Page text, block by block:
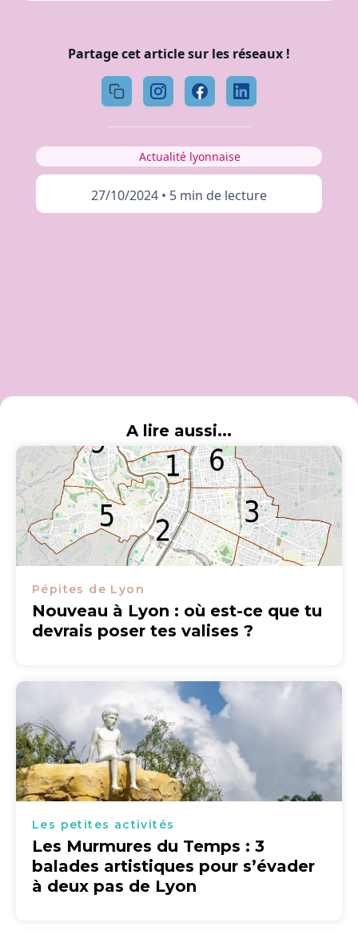
Partage cet article sur les réseaux !
Actualité lyonnaise
27/10/2024 • 5 min de lecture
A lire aussi...
Pépites de Lyon
Nouveau à Lyon : où est-ce que tu
devrais poser tes valises ?
Les petites activités
Les Murmures du Temps : 3
balades artistiques pour s’évader
à deux pas de Lyon